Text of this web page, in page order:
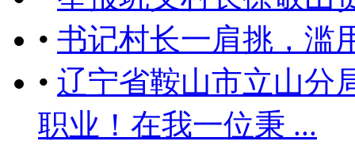
• 书记村长一肩挑，滥
• 辽宁省鞍山市立山分
职业！在我一位秉 ...